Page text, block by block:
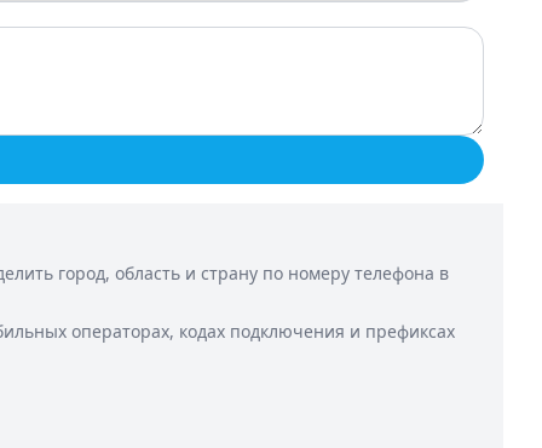
город, область и страну по номеру телефона в
операторах, кодах подключения и префиксах